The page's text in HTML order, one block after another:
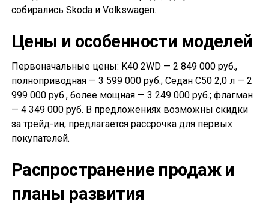
собирались Skoda и Volkswagen.
Цены и особенности моделей
Первоначальные цены: K40 2WD — 2 849 000 руб.,
полноприводная — 3 599 000 руб.; Седан С50 2,0 л — 2
999 000 руб., более мощная — 3 249 000 руб.; флагман
— 4 349 000 руб. В предложениях возможны скидки
за трейд-ин, предлагается рассрочка для первых
покупателей.
Распространение продаж и
планы развития